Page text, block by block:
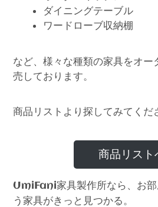
ダイニングテーブル
ワードローブ収納棚
など、様々な種類の家具をオー
売しております。
商品リストより探してみてくだ
商品リスト
UmiFani家具製作所なら、お
う家具がきっと見つかる。